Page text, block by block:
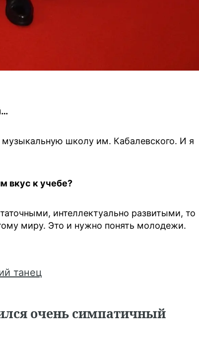
школу им. Кабалевского. И я
вкус к учебе?
интеллектуально развитыми, то
миру. Это и нужно понять молодежи.
танец
очень симпатичный